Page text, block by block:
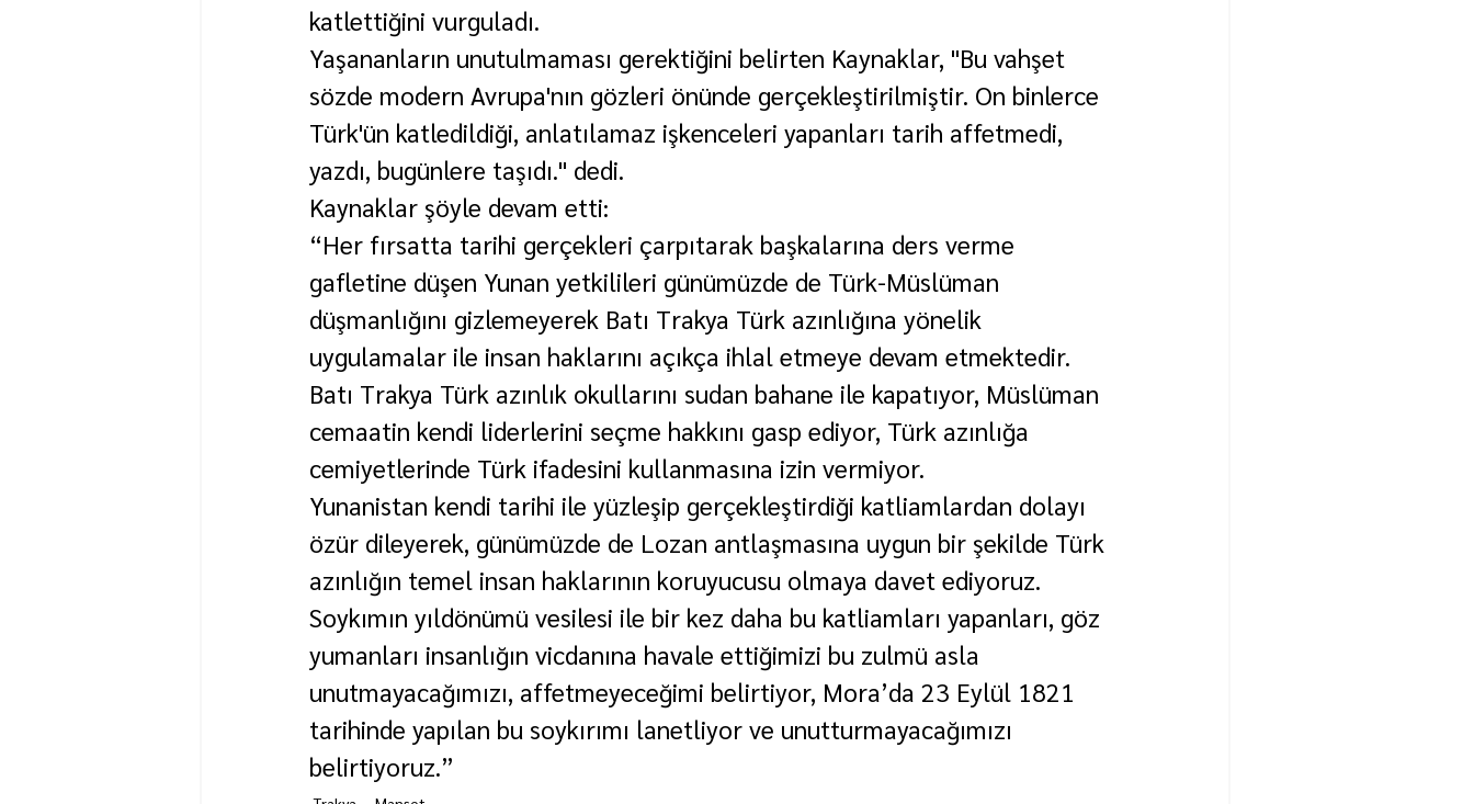
katlettiğini vurguladı.
Yaşananların unutulmaması gerektiğini belirten Kaynaklar, "Bu vahşet
sözde modern Avrupa'nın gözleri önünde gerçekleştirilmiştir. On binlerce
Türk'ün katledildiği, anlatılamaz işkenceleri yapanları tarih affetmedi,
yazdı, bugünlere taşıdı." dedi.
Kaynaklar şöyle devam etti:
“Her fırsatta tarihi gerçekleri çarpıtarak başkalarına ders verme
gafletine düşen Yunan yetkilileri günümüzde de Türk-Müslüman
düşmanlığını gizlemeyerek Batı Trakya Türk azınlığına yönelik
uygulamalar ile insan haklarını açıkça ihlal etmeye devam etmektedir.
Batı Trakya Türk azınlık okullarını sudan bahane ile kapatıyor, Müslüman
cemaatin kendi liderlerini seçme hakkını gasp ediyor, Türk azınlığa
cemiyetlerinde Türk ifadesini kullanmasına izin vermiyor.
Yunanistan kendi tarihi ile yüzleşip gerçekleştirdiği katliamlardan dolayı
özür dileyerek, günümüzde de Lozan antlaşmasına uygun bir şekilde Türk
azınlığın temel insan haklarının koruyucusu olmaya davet ediyoruz.
Soykımın yıldönümü vesilesi ile bir kez daha bu katliamları yapanları, göz
yumanları insanlığın vicdanına havale ettiğimizi bu zulmü asla
unutmayacağımızı, affetmeyeceğimi belirtiyor, Mora’da 23 Eylül 1821
tarihinde yapılan bu soykırımı lanetliyor ve unutturmayacağımızı
belirtiyoruz.”